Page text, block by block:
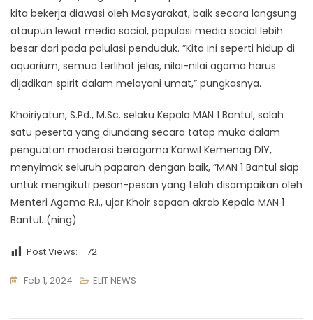
kita bekerja diawasi oleh Masyarakat, baik secara langsung
ataupun lewat media social, populasi media social lebih
besar dari pada polulasi penduduk. ”Kita ini seperti hidup di
aquarium, semua terlihat jelas, nilai-nilai agama harus
dijadikan spirit dalam melayani umat,” pungkasnya.
Khoiriyatun, S.Pd., M.Sc. selaku Kepala MAN 1 Bantul, salah
satu peserta yang diundang secara tatap muka dalam
penguatan moderasi beragama Kanwil Kemenag DIY,
menyimak seluruh paparan dengan baik, ”MAN 1 Bantul siap
untuk mengikuti pesan-pesan yang telah disampaikan oleh
Menteri Agama R.I., ujar Khoir sapaan akrab Kepala MAN 1
Bantul. (ning)
Post Views: 72
Feb 1, 2024 ELIT NEWS